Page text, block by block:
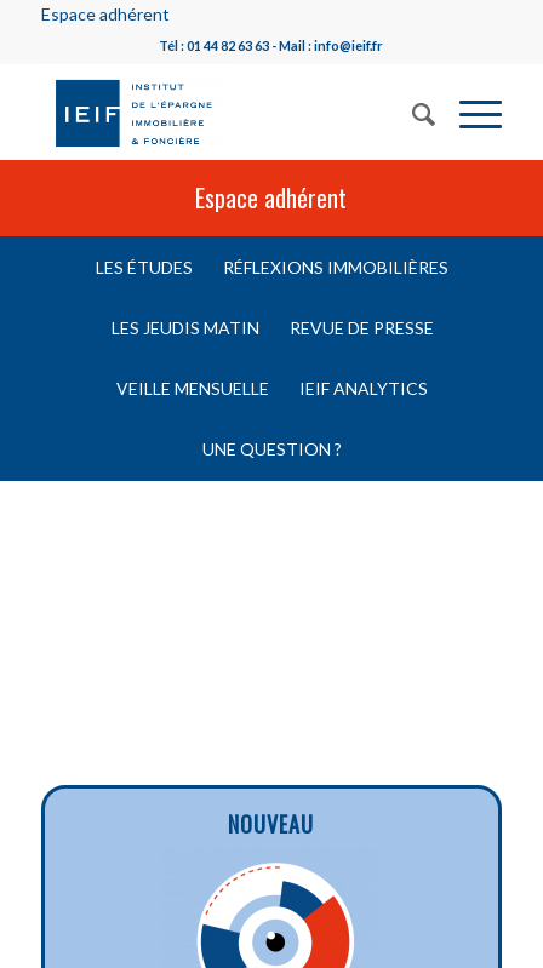
Espace adhérent
Tél : 01 44 82 63 63 - Mail : info@ieif.fr
Espace adhérent
LES ÉTUDES RÉFLEXIONS IMMOBILIÈRES
LES JEUDIS MATIN REVUE DE PRESSE
VEILLE MENSUELLE IEIF ANALYTICS
UNE QUESTION ?
NOUVEAU